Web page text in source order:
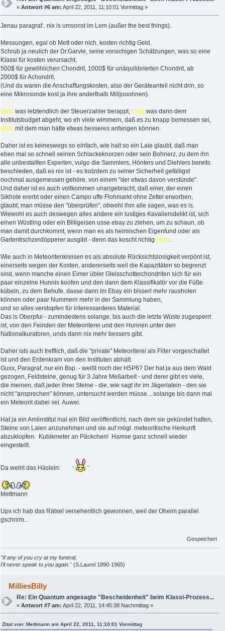
«Antwort #6 am: April 22, 2011, 11:10:01 Vormittag »
Jenau paragraf.. nix is umsonst im Lem (außer the best things).
Messungen, egal ob Mett oder nich, kosten richtig Geld.
Schrub ja neulich der Dr.Garvie, seine vorsichigen Schätzungen, was so eine
Klassi für kosten verursacht,
500$ für gewöhlichen Chondrit, 1000$ für unäquilibrierten Chondrit, ab
2000$ für Achondrit.
(Und da waren die Anschaffungskosten, also der Geräteanteil nicht drin, so
eine Mikrosonde kost ja ihre anderthalb Milljooohnen).
Gelb was letztendlich der Steuerzahler berappt, Gelb was dann dem
Institutsbudget abgeht, wo eh viele wimmern, daß es zu knapp bemessen sei,
Gelb mit dem man hätte etwas besseres anfangen können.
Daher ist es keineswegs so einfach, wie halt so ein Laie glaubt, daß man
eben mal so schnell seinen Schlackeknorzen oder sein Bohnerz, zu dem ihn
alle unbestallten Experten, vulgo die Sammlers, Hönters und Diehlers bereits
beschieden, daß es nix ist - es trotzdem zu seiner Sicherheit gefälligst
nochmal ausgemessen gehöre, von einem "der etwas davon verstünde".
Und daher ist es auch vollkommen unangebracht, daß einer, der einen
Sikhote ererbt oder einen Campo uffe Flohmarkt ohne Zettel erworben,
glaubt, man müsse den "überprüfen", obwohl ihm alle sagen, was es is.
Wiewohl es auch deswegen alles andere ein lustiges Kavaliersdelikt ist, sich
einen Wüstling oder ein Billigeisen usse ebay zu ziehen, um zu schaun, ob
man damit durchkommt, wenn man es als heimischen Eigenfund oder als
Gartentischzerdöpperer ausgibt - denn das koscht richtig Gelb.
Wie auch in Meteoritenkreisen es als absolute Rücksichtslosigkeit verpönt ist,
einerseits wegen der Kosten, andererseits weil die Kapazitäten so begrenzt
sind, wenn manche einen Eimer übler Gleisschotterchondriten sich für ein
paar einzelne Hunnis koofen und den dann dem Klassifikatör vor die Füße
kübeln, zu dem Behufe, dasse dann im Ebay ein bisserl mehr rausholen
können oder paar Nummern mehr in der Sammlung haben,
und so alles verstopfen für interessanteres Material.
Das is Oberpfui - zumindestens solange, bis auch die letzte Wüste zugesperrt
ist, von den Feinden der Meteoriterei und den Hunnen unter den
Nationalkuratoren, unds dann nix mehr bessers gibt.
Daher ists auch trefflich, daß die "private" Meteoriterei als Filter vorgeschaltet
ist und den Erdenkram von den Instituten abhält.
Guxx, Paragraf, nur ein Bsp. - weißt noch der H5P6? Der hat ja aus dem Wald
gezogen, Feldsteine, genug für 3 Jahre Meßarbeit - und derer gibt es viele,
die meinen, daß jeder ihrer Steine - die, wie sagt ihr im Jägerlatein - den sie
nicht "ansprechen" können, untersucht werden müsse... solange bis dann mal
ein Meteorit dabei sei. Auwei.
Hat ja ein Amiinstitut mal ein Bild veröffentlicht, nach dem sie gekündet hatten,
Steine von Laien anzunehmen und sie auf mögl. meteoritische Herkunft
abzuklopfen. Kubikmeter an Päckchen! Hamse ganz schnell wieder
eingestellt.
Da weint das Häslein:
Mettmann
Ups ich hab das Rätsel versehentlich gewonnen, weil der Oheim parallel
gschrirm...
Gespeichert
"If any of you cry at my funeral,
I'll never speak to you again."(S.Laurel 1890-1965)
MilliesBilly
Re: Ein Quantum angesagte "Bescheidenheit" beim Klassi-Prozess...
«Antwort #7 am: April 22, 2011, 14:45:38 Nachmittag »
Zitat von: Mettmann am April 22, 2011, 11:10:01 Vormittag